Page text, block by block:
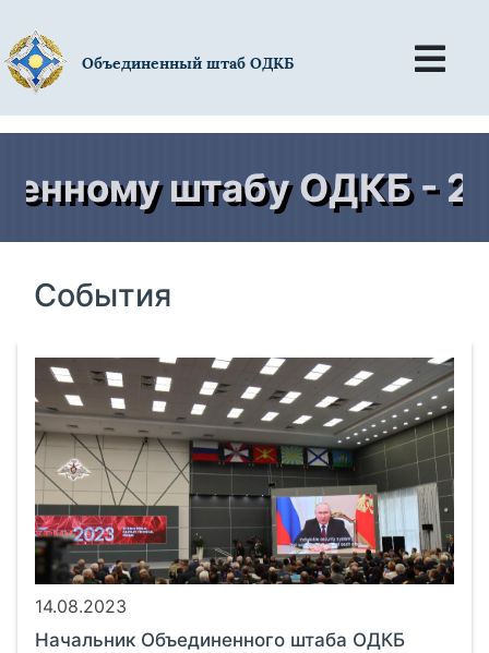
Объединенный штаб ОДКБ
штабу ОДКБ - 20
События
14.08.2023
Начальник Объединенного штаба ОДКБ